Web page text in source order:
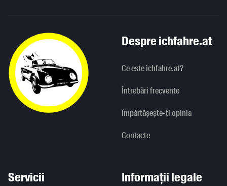
Despre ichfahre.at
Ce este ichfahre.at?
Întrebări frecvente
Împărtășește-ți opinia
Contacte
Servicii Informații legale